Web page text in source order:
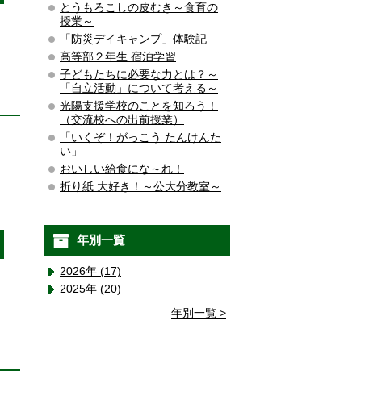
とうもろこしの皮むき～食育の
授業～
「防災デイキャンプ」体験記
高等部２年生 宿泊学習
子どもたちに必要な力とは？～
「自立活動」について考える～
光陽支援学校のことを知ろう！
（交流校への出前授業）
「いくぞ！がっこう たんけんた
い」
おいしい給食にな～れ！
折り紙 大好き！～公大分教室～
年別一覧
2026年 (17)
2025年 (20)
年別一覧 >